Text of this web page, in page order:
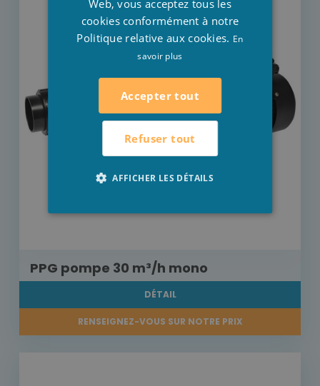
PPG pompe 30 m³/h mono
DÉTAIL
RENSEIGNEZ-VOUS SUR NOTRE PRIX
Web, vous acceptez tous les
cookies conformément à notre
Politique relative aux cookies. En
savoir plus
Accepter tout
Refuser tout
AFFICHER LES DÉTAILS